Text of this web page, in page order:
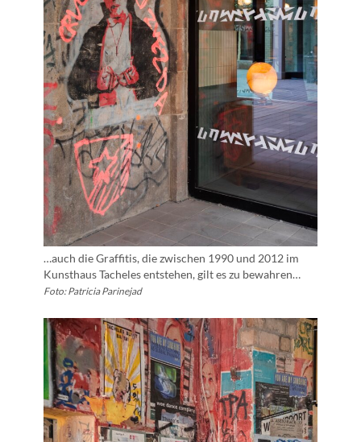
…auch die Graffitis, die zwischen 1990 und 2012 im
Kunsthaus Tacheles entstehen, gilt es zu bewahren…
Foto: Patricia Parinejad